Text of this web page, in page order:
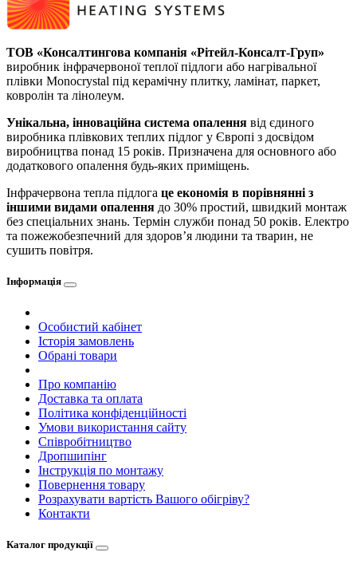
ТОВ «Консалтингова компанія «Рітейл-Консалт-Груп»
виробник інфрачервоної теплої підлоги або нагрівальної
плівки Monocrystal під керамічну плитку, ламінат, паркет,
ковролін та лінолеум.
Унікальна, інноваційна система опалення від єдиного
виробника плівкових теплих підлог у Європі з досвідом
виробництва понад 15 років. Призначена для основного або
додаткового опалення будь-яких приміщень.
Інфрачервона тепла підлога це економія в порівнянні з
іншими видами опалення до 30% простий, швидкий монтаж
без спеціальних знань. Термін служби понад 50 років. Електро
та пожежобезпечний для здоров’я людини та тварин, не
сушить повітря.
Інформація
Особистий кабінет
Історія замовлень
Обрані товари
Про компанію
Доставка та оплата
Політика конфіденційності
Умови використання сайту
Співробітництво
Дропшипінг
Інструкція по монтажу
Повернення товару
Розрахувати вартість Вашого обігріву?
Контакти
Каталог продукції